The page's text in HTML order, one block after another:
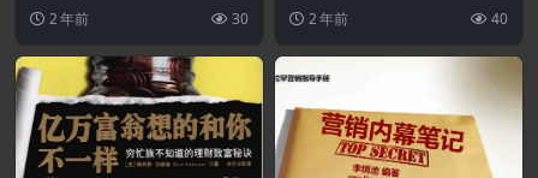
2 年前 30 2 年前 40